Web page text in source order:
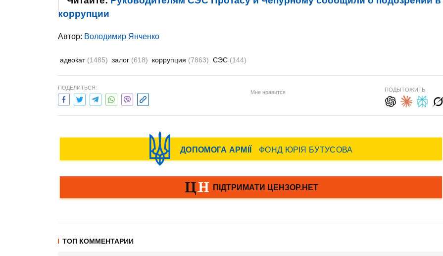
коррупции
Автор: Володимир Янченко
адвокат (1485) залог (618) коррупция (7863) СЭС (144)
ПОДЕЛИТЬСЯ:
Мне нравится ПОДЫТОЖИТЬ:
ТОП КОММЕНТАРИИ